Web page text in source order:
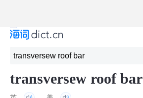
transversew roof bar